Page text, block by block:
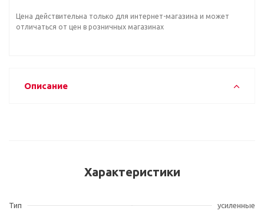
Цена действительна только для интернет-магазина и может
отличаться от цен в розничных магазинах
Описание
Характеристики
Тип
усиленные